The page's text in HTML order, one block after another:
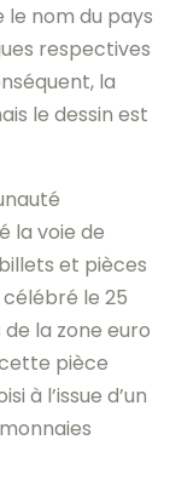
le nom du pays
respectives
la
le dessin est
la voie de
et pièces
célébré le 25
la zone euro
pièce
à l’issue d’un